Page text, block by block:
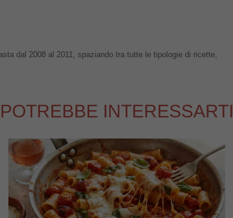
dal 2008 al 2011, spaziando tra tutte le tipologie di ricette,
POTREBBE INTERESSARTI